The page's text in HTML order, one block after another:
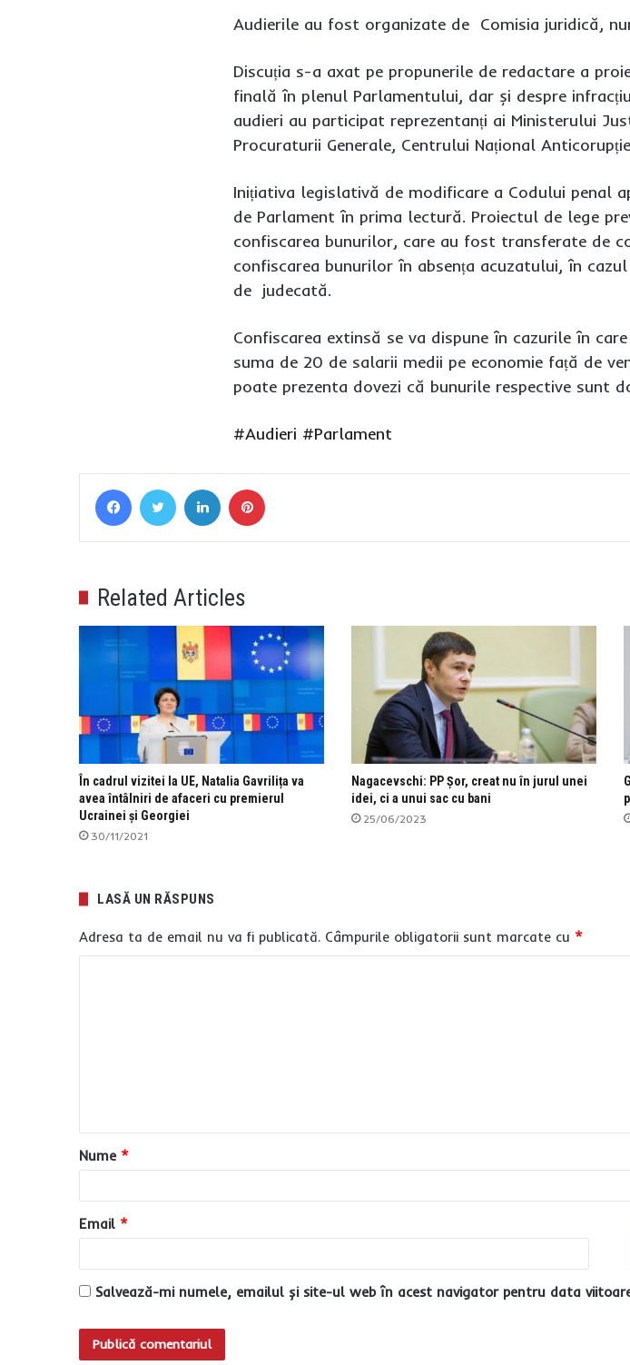
Audierile au fost organizate de Comisia juridică,
Discuția s-a axat pe propunerile de redactare a
finală în plenul Parlamentului, dar și despre
audieri au participat reprezentanți ai Ministerului
Procuraturii Generale, Centrului Național
Inițiativa legislativă de modificare a Codului penal
de Parlament în prima lectură. Proiectul de lege
confiscarea bunurilor, care au fost transferate de
confiscarea bunurilor în absența acuzatului, în
de judecată.
Confiscarea extinsă se va dispune în cazurile în
suma de 20 de salarii medii pe economie față de
poate prezenta dovezi că bunurile respective sunt
#Audieri #Parlament
FacebookTwitter LinkedIn
Related Articles
În cadrul vizitei la UE, Natalia Gavrilița va
avea întâlniri de afaceri cu premierul
Ucrainei și Georgiei
30/11/2021
Nagacevschi: PP Șor, creat nu în jurul unei
idei, ci a unui sac cu bani
25/06/2023
LASĂ UN RĂSPUNS
Adresa ta de email nu va fi publicată. Câmpurile obligatorii sunt marcate cu *
a
r
*
Nume *
Email *
Salvează-mi numele, emailul și site-ul web în acest navigator pentru data